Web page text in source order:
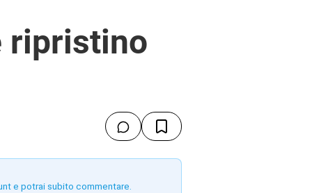
ripristino
e potrai subito commentare.